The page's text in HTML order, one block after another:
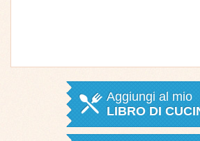
Aggiungi al mio
LIBRO DI